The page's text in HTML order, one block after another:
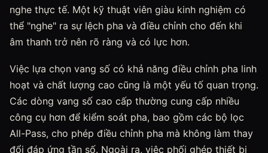
nghe thực tế. Một kỹ thuật viên giàu kinh nghiệm có
thể "nghe" ra sự lệch pha và điều chỉnh cho đến khi
âm thanh trở nên rõ ràng và có lực hơn.
Việc lựa chọn vang số có khả năng điều chỉnh pha linh
hoạt và chất lượng cao cũng là một yếu tố quan trọng.
Các dòng vang số cao cấp thường cung cấp nhiều
công cụ hơn để kiểm soát pha, bao gồm các bộ lọc
All-Pass, cho phép điều chỉnh pha mà không làm thay
đổi đáp ứng tần số. Ngoài ra, việc phối ghép thiết bị